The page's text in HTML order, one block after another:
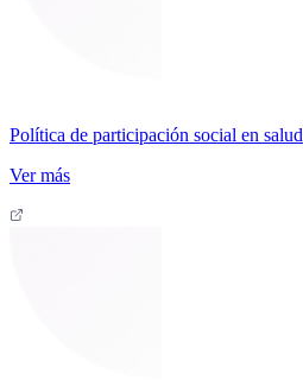
Política de participación social en salud
Ver más